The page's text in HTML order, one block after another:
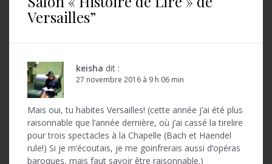
Versailles”
keisha dit :
27 novembre 2016 à 9 h 06 min
Mais oui, tu habites Versailles! (cette année j’ai été plus
raisonnable que l’année dernière, où j’ai cassé la tirelire
pour trois spectacles à la Chapelle (Bach et Haendel
rule!) Si je m’écoutais, je me goinfrerais aussi d’opéras
baroques, mais faut savoir être raisonnable.)